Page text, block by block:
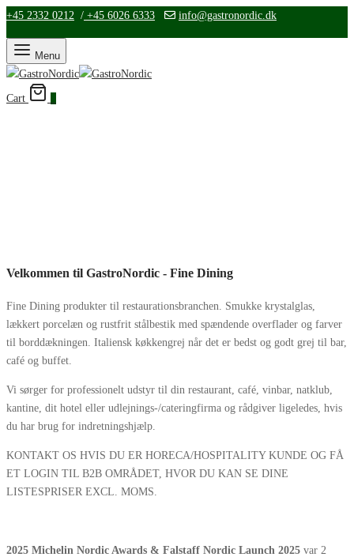
+45 2332 0212 / +45 6026 6333 info@gastronordic.dk
Menu
Cart
Velkommen til GastroNordic - Fine Dining
Fine Dining produkter til restaurationsbranchen. Smukke krystalglas,
lækkert porcelæn og rustfrit stålbestik med spændende overflader og farver
til borddækningen. Italiensk køkkengrej når det er bedst og godt grej til bar,
café og buffet.
Vi sørger for professionelt udstyr til din restaurant, café, vinbar, natklub,
kantine, dit hotel eller udlejnings-/cateringfirma og rådgiver ligeledes, hvis
du har brug for indretningshjælp.
KONTAKT OS HVIS DU ER HORECA/HOSPITALITY KUNDE OG FÅ
ET LOGIN TIL B2B OMRÅDET, HVOR DU KAN SE DINE
LISTESPRISER EXCL. MOMS.
2025 Michelin Nordic Awards & Falstaff Nordic Launch 2025 var 2